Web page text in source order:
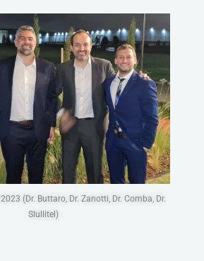
(Dr. Buttaro, Dr. Zanotti, Dr. Comba, Dr.
Slullitel)